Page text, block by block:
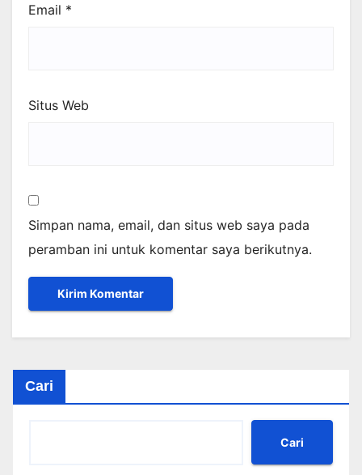
Email *
Situs Web
Simpan nama, email, dan situs web saya pada
peramban ini untuk komentar saya berikutnya.
Cari
Cari